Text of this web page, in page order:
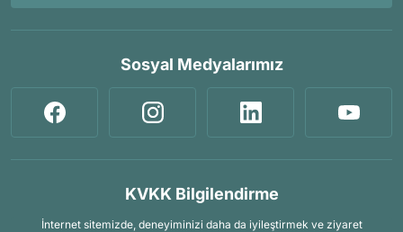
Sosyal Medyalarımız
KVKK Bilgilendirme
İnternet sitemizde, deneyiminizi daha da iyileştirmek ve ziyaret